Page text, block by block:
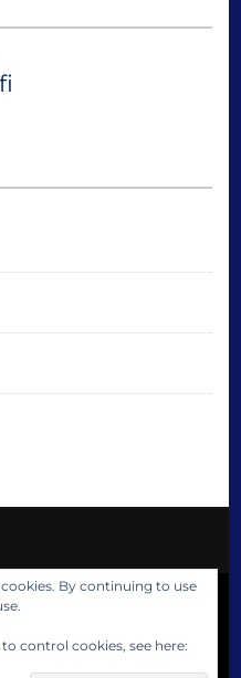
Satokangas. All
Travel Pro |
cookies. By continuing to use
control cookies, see here: